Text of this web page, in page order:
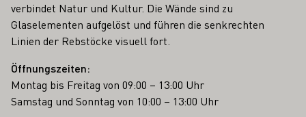
verbindet Natur und Kultur. Die Wände sind zu
Glaselementen aufgelöst und führen die senkrechten
Linien der Rebstöcke visuell fort.
Öffnungszeiten:
Montag bis Freitag von 09:00 – 13:00 Uhr
Samstag und Sonntag von 10:00 – 13:00 Uhr